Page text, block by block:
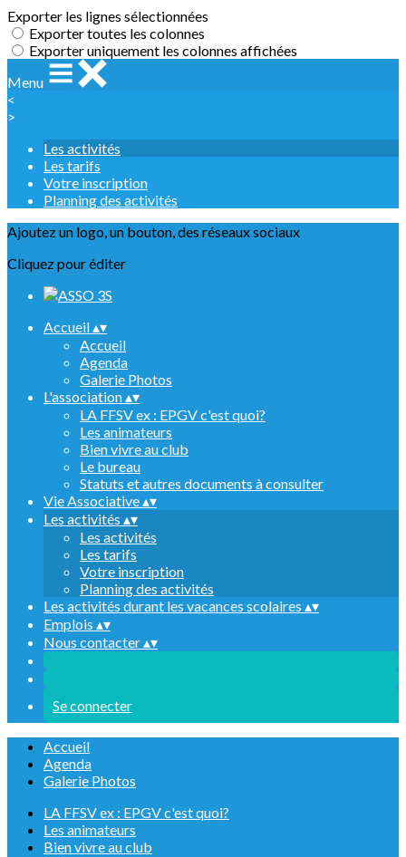
Exporter les lignes sélectionnées
Exporter toutes les colonnes
Exporter uniquement les colonnes affichées
Menu
<
>
Les activités
Les tarifs
Votre inscription
Planning des activités
Ajoutez un logo, un bouton, des réseaux sociaux
Cliquez pour éditer
Accueil▴▾
Accueil
Agenda
Galerie Photos
L'association▴▾
LA FFSV ex : EPGV c'est quoi?
Les animateurs
Bien vivre au club
Le bureau
Statuts et autres documents à consulter
Vie Associative▴▾
Les activités ▴▾
Les activités
Les tarifs
Votre inscription
Planning des activités
Les activités durant les vacances scolaires ▴▾
Emplois ▴▾
Nous contacter▴▾
Se connecter
Accueil
Agenda
Galerie Photos
LA FFSV ex : EPGV c'est quoi?
Les animateurs
Bien vivre au club